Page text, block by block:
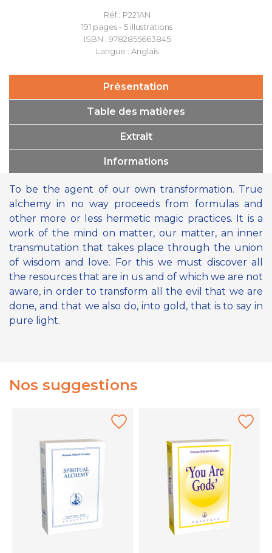
Réf : P221AN
191 pages - 5 illustrations
ISBN : 9782855663845
Langue : Anglais
Présentation
Table des matières
Extrait
Informations
To be the agent of our own transformation. True
alchemy in no way proceeds from formulas and
other more or less hermetic magic practices. It is a
work of the mind on matter, our matter, an inner
transmutation that takes place through the union
of wisdom and love. For this we must discover all
the resources that are in us and of which we are not
aware, in order to transform all the evil that we are
done, and that we also do, into gold, that is to say in
pure light.
Nos suggestions